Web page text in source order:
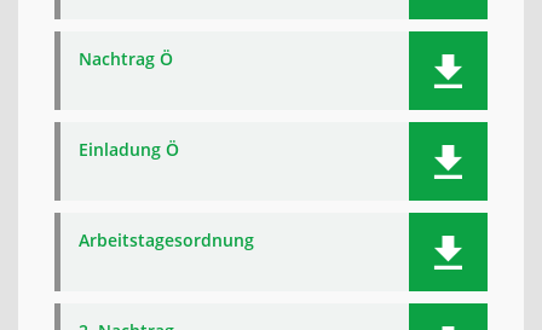
Nachtrag Ö
Einladung Ö
Arbeitstagesordnung